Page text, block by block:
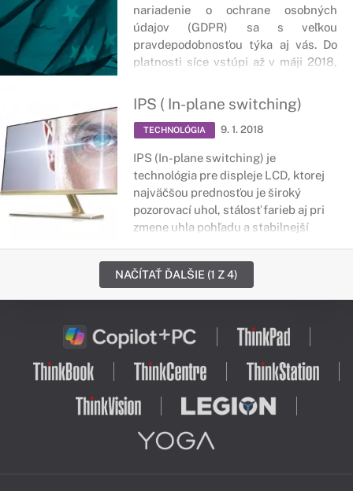
nariadenie o ochrane osobných
údajov (GDPR) sa s veľkou
pravdepodobnosťou týka aj vás. Do
platnosti síce vstúpi až v máji 2018,
a vysoké pokuty za nesplnenie
požiadaviek, je včasná príprava na
tento dátum veľmi dôležitá.
IPS ( In-plane switching)
TECHNOLÓGIA 9. 1. 2018
IPS (In-plane switching) je
technológia pre displeje LCD, ktorej
najväčšou prednosťou je široký
pozorovací uhol, stálosť farieb aj pri
zmene uhla pohľadu a stabilnejší
NAČÍTAŤ ĎALŠIE (1 Z 4)